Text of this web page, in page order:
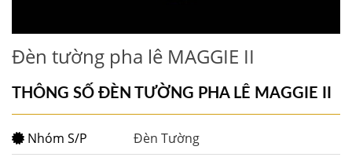
Đèn tường pha lê MAGGIE II
THÔNG SỐ ĐÈN TƯỜNG PHA LÊ MAGGIE II
Nhóm S/P
Đèn Tường